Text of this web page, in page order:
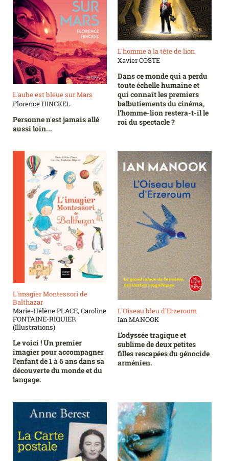
L'aube est bleue sur Mars
Florence HINCKEL
Personne n'est jamais allé
aussi loin...
L'homme à la tête de lion
Xavier COSTE
Dans ce monde qui a perdu
toute échelle humaine et
qui connaît les premiers
balbutiements du cinéma,
l'homme-lion restera-t-il le
roi du spectacle ?
L'imagier Montessori de
Balthazar
Marie-Hélène PLACE, Caroline
FONTAINE-RIQUIER
(Illustrations)
Le voici ! Un premier
imagier pour accompagner
l'enfant de 1 à 6 ans dans sa
découverte du monde et du
langage.
L'Oiseau bleu d'Erzeroum
Ian MANOOK
L’odyssée tragique et
sublime de deux petites
filles rescapées du génocide
arménien.